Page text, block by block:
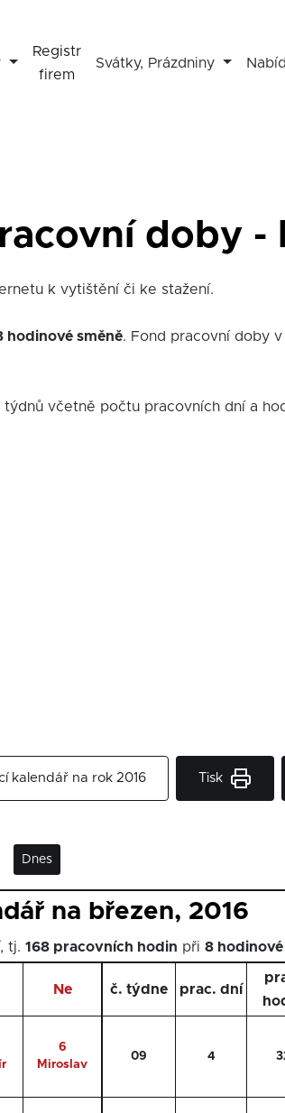
Registr
firem
Svátky, Prázdniny
doby -
k vytištění či ke stažení.
hodinové směně. Fond pracovní doby
včetně počtu pracovních dní a
kalendář na rok 2016 Tisk
Dnes
na březen, 2016
, tj. 168 pracovních hodin při 8 hodinové
Ne č. týdne prac. dní
6
Miroslav
09 4